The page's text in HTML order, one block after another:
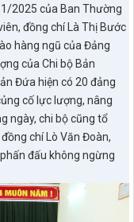
2025 của Ban Thường
đồng chí Là Thị Bước
hàng ngũ của Đảng
của Chi bộ Bản
Đứa hiện có 20 đảng
cố lực lượng, nâng
ngày, chi bộ cũng tổ
chí Lò Văn Đoàn,
đấu không ngừng